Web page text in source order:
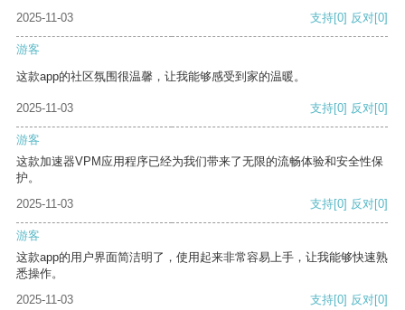
2025-11-03
支持[0] 反对[0]
游客
这款app的社区氛围很温馨，让我能够感受到家的温暖。
2025-11-03 支持[0] 反对[0]
游客
这款加速器VPM应用程序已经为我们带来了无限的流畅体验和安全性保
护。
2025-11-03
支持[0] 反对[0]
游客
这款app的用户界面简洁明了，使用起来非常容易上手，让我能够快速熟
悉操作。
2025-11-03
支持[0] 反对[0]